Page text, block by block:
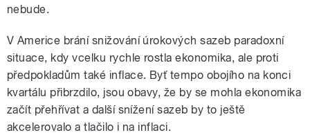
nebude.
V Americe brání snižování úrokových sazeb paradoxní
situace, kdy vcelku rychle rostla ekonomika, ale proti
předpokladům také inflace. Byť tempo obojího na konci
kvartálu přibrzdilo, jsou obavy, že by se mohla ekonomika
začít přehřívat a další snížení sazeb by to ještě
akcelerovalo a tlačilo i na inflaci.